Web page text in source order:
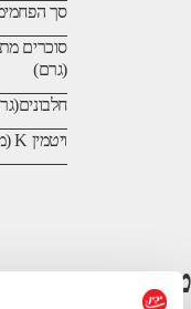
סך הפחמימות(גרם)
סוכרים מתוך
חלבונים(גרם)
באותו נושא